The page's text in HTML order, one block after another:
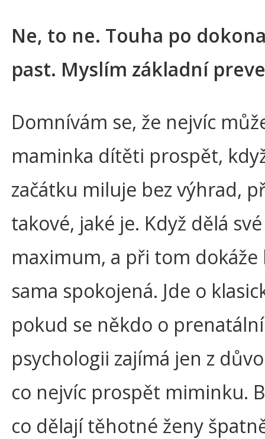
Ne, to ne. Touha po
past. Myslím základní
Domnívám se, že nejvíc
maminka dítěti prospět,
začátku miluje bez výhrad,
takové, jaké je. Když dělá své
maximum, a při tom dokáže
sama spokojená. Jde o
pokud se někdo o prenatální
psychologii zajímá jen z
co nejvíc prospět miminku.
co dělají těhotné ženy